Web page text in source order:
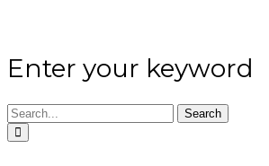
Enter your keyword
Search